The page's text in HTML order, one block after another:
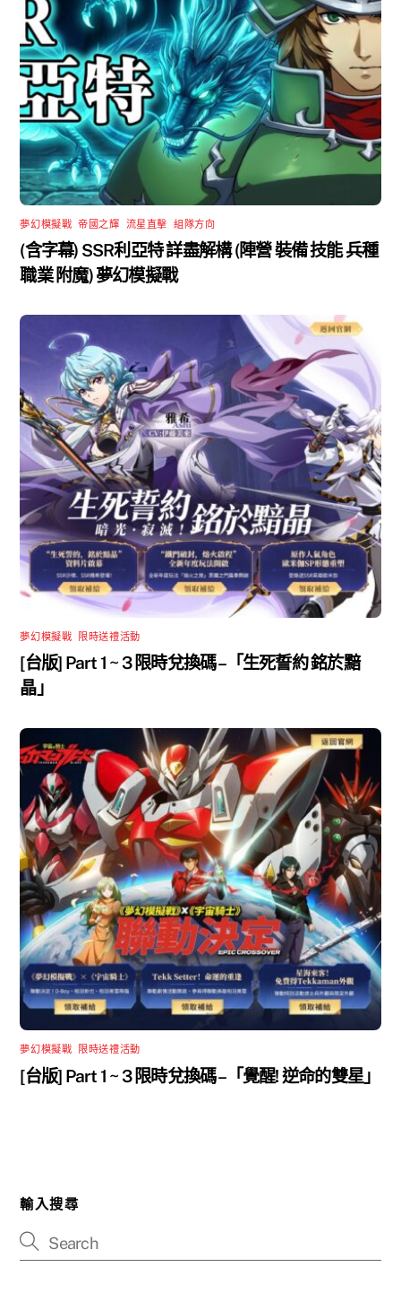
夢幻模擬戰 ,帝國之輝 流星直擊 ,組隊方向
(含字幕) SSR利亞特 詳盡解構 (陣營 裝備 技能 兵種
職業 附魔) 夢幻模擬戰
夢幻模擬戰 限時送禮活動
[台版] Part 1 ~ 3 限時兌換碼 –「生死誓約 銘於黯
晶」
夢幻模擬戰 限時送禮活動
[台版] Part 1 ~ 3 限時兌換碼 –「覺醒! 逆命的雙星」
輸入搜尋